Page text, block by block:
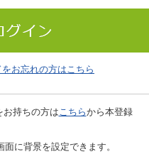
お忘れの方はこちら
お持ちの方はこちらから本登録
に背景を設定できます。